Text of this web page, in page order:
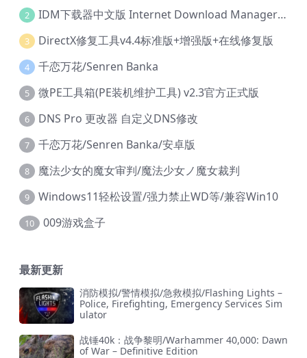
2 IDM下载器中文版 Internet Download Manager v6.42.36 IDM
3 DirectX修复工具v4.4标准版+增强版+在线修复版
4 千恋万花/Senren Banka
5 微PE工具箱(PE装机维护工具) v2.3官方正式版
6 DNS Pro 更改器 自定义DNS修改
7 千恋万花/Senren Banka/安卓版
8 魔法少女的魔女审判/魔法少女ノ魔女裁判
9 Windows11轻松设置/强力禁止WD等/兼容Win10
10 009游戏盒子
最新更新
消防模拟/警情模拟/急救模拟/Flashing Lights –
Police, Firefighting, Emergency Services Sim
ulator
战锤40k：战争黎明/Warhammer 40,000: Dawn
of War – Definitive Edition